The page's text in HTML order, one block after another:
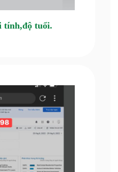
tính,độ tuổi.